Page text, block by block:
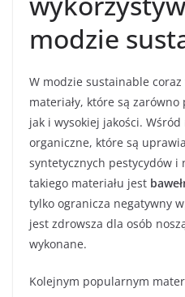
modzie
W modzie sustainable
materiały, które są
jak i wysokiej jakości.
organiczne, które są
syntetycznych pestycydów i
takiego materiału jest
tylko ogranicza negatywny
jest zdrowsza dla osób
wykonane.
Kolejnym popularnym